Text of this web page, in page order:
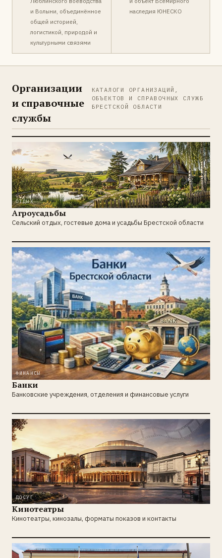
и Волыни, объединённое
общей историей,
логистикой, природой и
культурными связями
наследия ЮНЕСКО
Организации
и справочные
службы
КАТАЛОГИ ОРГАНИЗАЦИЙ,
ОБЪЕКТОВ И СПРАВОЧНЫХ СЛУЖБ
БРЕСТСКОЙ ОБЛАСТИ
ОТДЫХ
Агроусадьбы
Сельский отдых, гостевые дома и усадьбы Брестской области
ФИНАНСЫ
Банки
Банковские учреждения, отделения и финансовые услуги
ДОСУГ
Кинотеатры
Кинотеатры, кинозалы, форматы показов и контакты